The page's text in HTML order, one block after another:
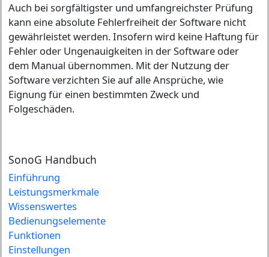
Auch bei sorgfältigster und umfangreichster Prüfung
kann eine absolute Fehlerfreiheit der Software nicht
gewährleistet werden. Insofern wird keine Haftung für
Fehler oder Ungenauigkeiten in der Software oder
dem Manual übernommen. Mit der Nutzung der
Software verzichten Sie auf alle Ansprüche, wie
Eignung für einen bestimmten Zweck und
Folgeschäden.
SonoG Handbuch
Einführung
Leistungsmerkmale
Wissenswertes
Bedienungselemente
Funktionen
Einstellungen